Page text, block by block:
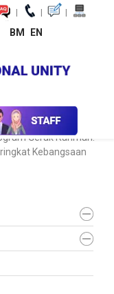
| | |
BM EN
2024
Koleksi
Gerak Rahmah:
Kebangsaan